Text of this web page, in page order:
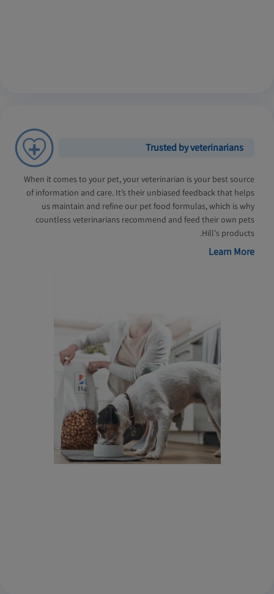
Trusted by veterinarians
When it comes to your pet, your veterinarian is your best source
of information and care. It’s their unbiased feedback that helps
us maintain and refine our pet food formulas, which is why
countless veterinarians recommend and feed their own pets
Hill's products.
Learn More